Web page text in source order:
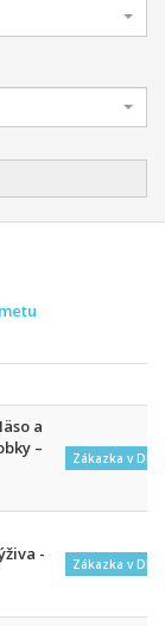
a
–
Zákazka v DNS
-
Zákazka v DNS